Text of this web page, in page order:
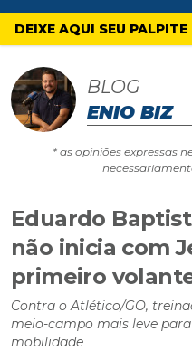
4oito
DEIXE AQUI SEU
BLOG
ENIO BIZ
* as opiniões expressas
Eduardo
não inicia com
primeiro
Contra o Atlético/GO,
meio-campo mais leve
mobilidade